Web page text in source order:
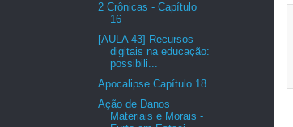
2 Crônicas - Capítulo
16
[AULA 43] Recursos
digitais na educação:
possibili...
Apocalipse Capítulo 18
Ação de Danos
Materiais e Morais -